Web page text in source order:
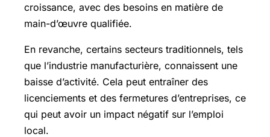
croissance, avec des besoins en matière de
main-d’œuvre qualifiée.
En revanche, certains secteurs traditionnels, tels
que l’industrie manufacturière, connaissent une
baisse d’activité. Cela peut entraîner des
licenciements et des fermetures d’entreprises, ce
qui peut avoir un impact négatif sur l’emploi
local.